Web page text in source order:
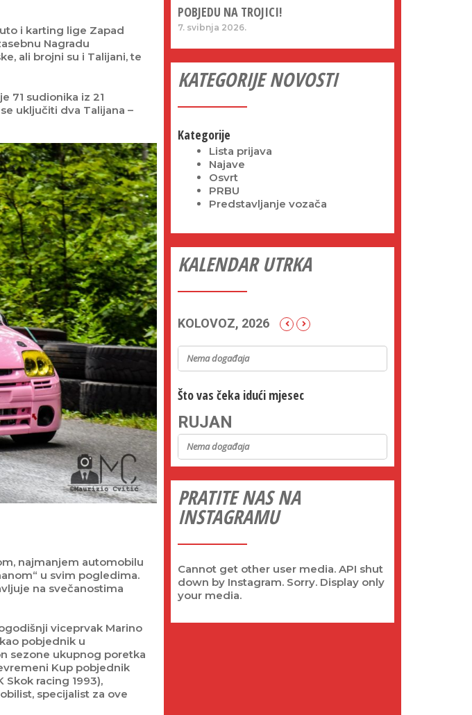
i karting lige Zapad
Nagradu
ali brojni su i Talijani, te
71 sudionika iz 21
uključiti dva Talijana –
najmanjem automobilu
u svim pogledima.
na svečanostima
viceprvak Marino
pobjednik u
sezone ukupnog poretka
Kup pobjednik
Skok racing 1993),
specijalist za ove
POBJEDU NA TROJICI!
7. svibnja 2026.
KATEGORIJE NOVOSTI
Kategorije
Lista prijava
Najave
Osvrt
PRBU
Predstavljanje vozača
KALENDAR UTRKA
KOLOVOZ, 2026
Nema događaja
Što vas čeka idući mjesec
RUJAN
Nema događaja
PRATITE NAS NA
INSTAGRAMU
Cannot get other user media. API shut
down by Instagram. Sorry. Display only
your media.